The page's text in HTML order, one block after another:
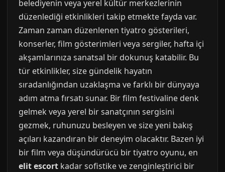
belediyenin veya yerel kültür merkezlerinin
düzenlediği etkinlikleri takip etmekte fayda var.
Zaman zaman düzenlenen tiyatro gösterileri,
konserler, film gösterimleri veya sergiler, hafta içi
akşamlarınıza sanatsal bir dokunuş katabilir. Bu
tür etkinlikler, size gündelik hayatın
sıradanlığından uzaklaşma ve farklı bir dünyaya
adım atma fırsatı sunar. Bir film festivaline denk
gelmek veya yerel bir sanatçının sergisini
gezmek, ruhunuzu besleyen ve size yeni bakış
açıları kazandıran bir deneyim olacaktır. Bazen iyi
bir film veya düşündürücü bir tiyatro oyunu, en
elit escort kadar sofistike ve zenginleştirici bir